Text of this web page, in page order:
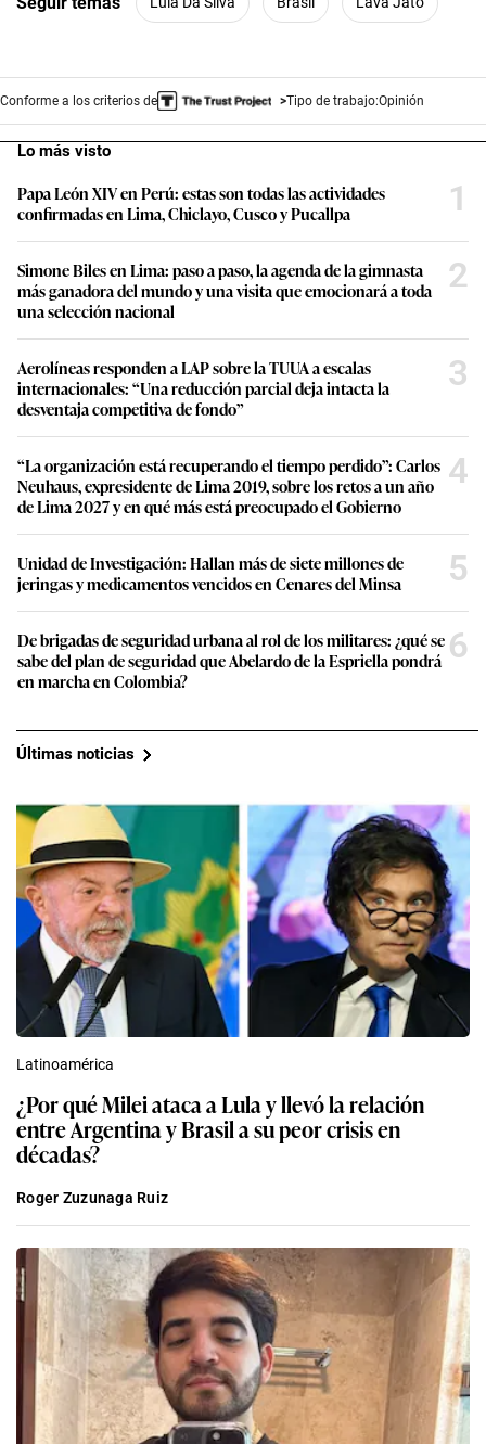
Conforme a los criterios de Tipo de trabajo:Opinión
Lo más visto
Papa León XIV en Perú: estas son todas las actividades
confirmadas en Lima, Chiclayo, Cusco y Pucallpa
1
Simone Biles en Lima: paso a paso, la agenda de la gimnasta
más ganadora del mundo y una visita que emocionará a toda
una selección nacional
2
Aerolíneas responden a LAP sobre la TUUA a escalas
internacionales: “Una reducción parcial deja intacta la
desventaja competitiva de fondo”
3
“La organización está recuperando el tiempo perdido”: Carlos
Neuhaus, expresidente de Lima 2019, sobre los retos a un año
de Lima 2027 y en qué más está preocupado el Gobierno
4
Unidad de Investigación: Hallan más de siete millones de
jeringas y medicamentos vencidos en Cenares del Minsa
5
De brigadas de seguridad urbana al rol de los militares: ¿qué se
sabe del plan de seguridad que Abelardo de la Espriella pondrá
en marcha en Colombia?
6
Últimas noticias
Latinoamérica
¿Por qué Milei ataca a Lula y llevó la relación
entre Argentina y Brasil a su peor crisis en
décadas?
Roger Zuzunaga Ruiz